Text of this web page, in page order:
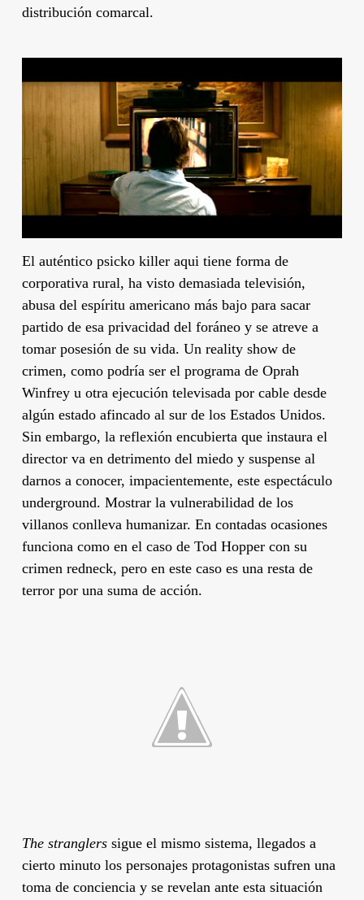
distribución comarcal.
El auténtico psicko killer aqui tiene forma de
corporativa rural, ha visto demasiada televisión,
abusa del espíritu americano más bajo para sacar
partido de esa privacidad del foráneo y se atreve a
tomar posesión de su vida. Un reality show de
crimen, como podría ser el programa deOprah
Winfreyu otra ejecución televisada por cable desde
algún estado afincado al sur de los Estados Unidos.
Sin embargo, la reflexión encubierta que instaura el
director va en detrimento del miedo y suspense al
darnos a conocer, impacientemente, este espectáculo
underground. Mostrar la vulnerabilidad de los
villanos conlleva humanizar. En contadas ocasiones
funciona como en el caso de Tod Hoppercon su
crimen redneck, pero en este caso es una resta de
terror por una suma de acción.
The stranglerssigue el mismo sistema, llegados a
cierto minuto los personajes protagonistas sufren una
toma de conciencia y se revelan ante esta situación